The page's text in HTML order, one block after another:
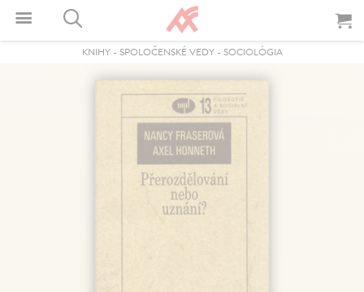
KNIHY- SPOLOČENSKÉ VEDY- SOCIOLÓGIA